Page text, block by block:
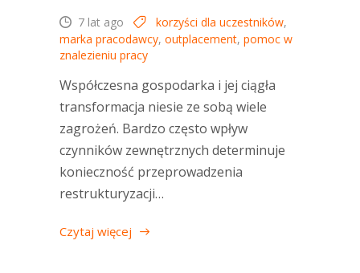
7 lat ago korzyści dla uczestników,
marka pracodawcy, outplacement, pomoc w
znalezieniu pracy
Współczesna gospodarka i jej ciągła
transformacja niesie ze sobą wiele
zagrożeń. Bardzo często wpływ
czynników zewnętrznych determinuje
konieczność przeprowadzenia
restrukturyzacji…
Czytaj więcej